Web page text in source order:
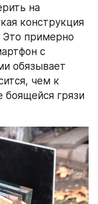
на
конструкция
Это примерно
с
обязывает
чем к
боящейся грязи